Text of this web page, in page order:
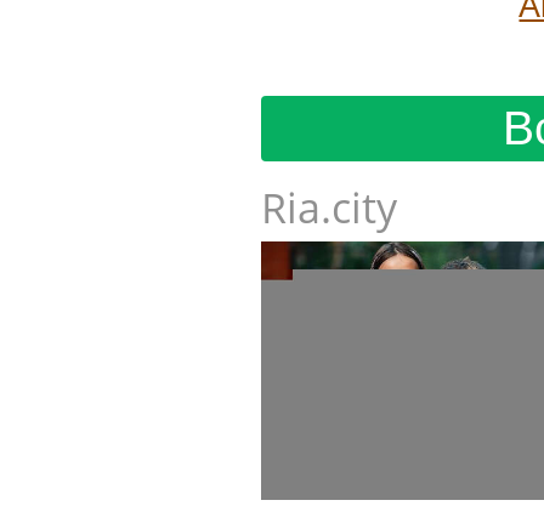
Ria.city